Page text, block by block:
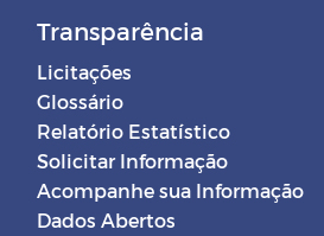
Transparência
Licitações
Glossário
Relatório Estatístico
Solicitar Informação
Acompanhe sua Informação
Dados Abertos